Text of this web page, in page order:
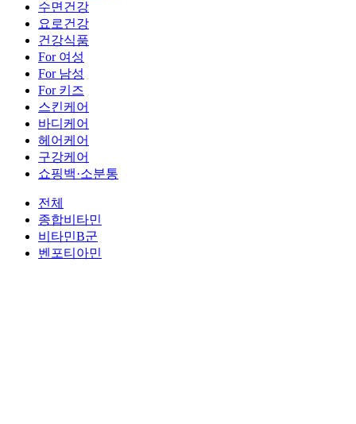
수면건강
요로건강
건강식품
For 여성
For 남성
For 키즈
스킨케어
바디케어
헤어케어
구강케어
쇼핑백·소분통
전체
종합비타민
비타민B군
벤포티아민